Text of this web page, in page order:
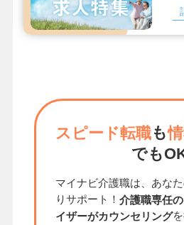
スピード転職も
でも
マイナビ介護職は、あな
りサポート！ 介護職専任
イザーがカウンセリング